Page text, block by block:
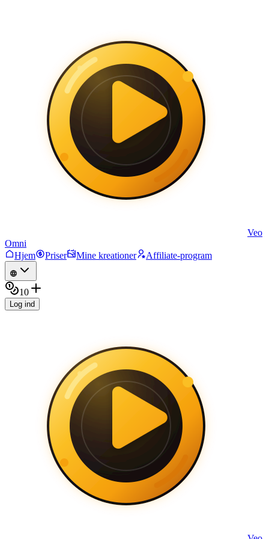
Veo
Omni
Hjem
Priser Mine kreationer Affiliate-program
10
Log ind